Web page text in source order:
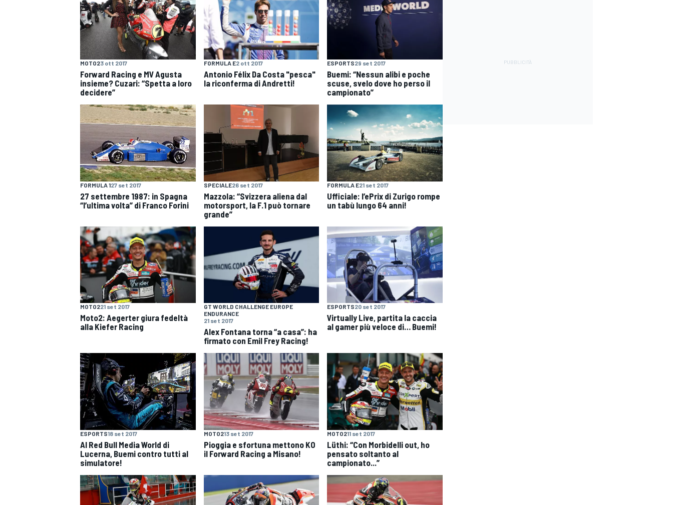
MONOMARCA
RALLY
MOTO23 ott 2017
Forward Racing e MV Agusta
insieme? Cuzari: “Spetta a loro
decidere”
FORMULA E2 ott 2017
Antonio Félix Da Costa "pesca"
la riconferma di Andretti!
ESPORTS29 set 2017
Buemi: “Nessun alibi e poche
scuse, svelo dove ho perso il
campionato”
FORMULA 127 set 2017
27 settembre 1987: in Spagna
“l’ultima volta” di Franco Forini
SPECIALE26 set 2017
Mazzola: “Svizzera aliena dal
motorsport, la F.1 può tornare
grande”
FORMULA E21 set 2017
Ufficiale: l’ePrix di Zurigo rompe
un tabù lungo 64 anni!
MOTO221 set 2017
Moto2: Aegerter giura fedeltà
alla Kiefer Racing
GT WORLD CHALLENGE EUROPE
ENDURANCE
21 set 2017
Alex Fontana torna “a casa”: ha
firmato con Emil Frey Racing!
ESPORTS20 set 2017
Virtually Live, partita la caccia
al gamer più veloce di… Buemi!
ESPORTS18 set 2017
Al Red Bull Media World di
Lucerna, Buemi contro tutti al
simulatore!
MOTO213 set 2017
Pioggia e sfortuna mettono KO
il Forward Racing a Misano!
MOTO211 set 2017
Lüthi: “Con Morbidelli out, ho
pensato soltanto al
campionato...”